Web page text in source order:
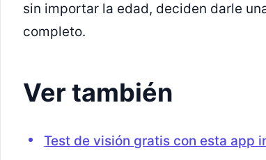
sin importar la edad, deciden darle
completo.
Ver también
Test de visión gratis con esta app